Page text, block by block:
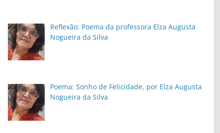
Reflexão: Poema da professora Elza Augusta
Nogueira da Silva
Poema: Sonho de Felicidade, por Elza Augusta
Nogueira da Silva